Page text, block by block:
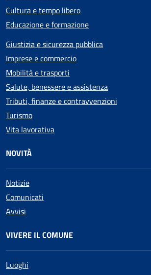
Cultura e tempo libero
Educazione e formazione
Giustizia e sicurezza pubblica
Imprese e commercio
Mobilità e trasporti
Salute, benessere e assistenza
Tributi, finanze e contravvenzioni
Turismo
Vita lavorativa
NOVITÀ
Notizie
Comunicati
Avvisi
VIVERE IL COMUNE
Luoghi